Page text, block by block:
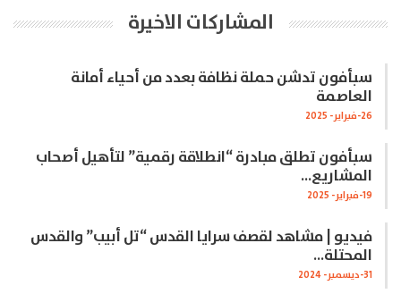
المشاركات الاخيرة
سبأفون تدشن حملة نظافة بعدد من أحياء أمانة
العاصمة
26-فبراير- 2025
سبأفون تطلق مبادرة “انطلاقة رقمية” لتأهيل أصحاب
المشاريع…
19-فبراير- 2025
فيديو | مشاهد لقصف سرايا القدس “تل أبيب” والقدس
المحتلة…
31-ديسمبر- 2024